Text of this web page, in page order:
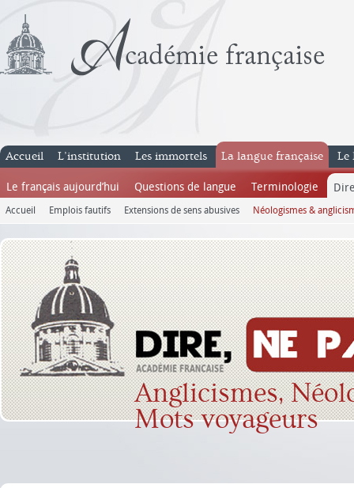
Accueil L’institution Les immortels La langue française
Le français aujourd’hui Questions de langue Terminologie
Accueil Emplois fautifs Extensions de sens abusives Néologismes &
Le
Anglicismes,
Mots voyageurs